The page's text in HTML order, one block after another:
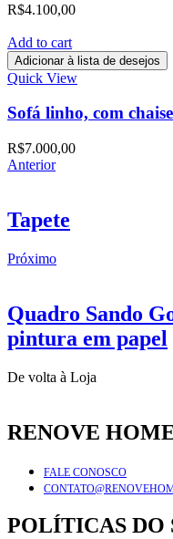
R$4.100,00
Add to cart
Adicionar à lista de desejos
Quick View
Sofá linho, com
R$7.000,00
Anterior
Tapete
Próximo
Quadro Sando
pintura em papel
De volta à Loja
RENOVE
FALE CONOSCO
POLÍTICAS DO